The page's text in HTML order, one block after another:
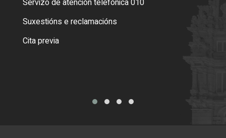
Servizo de atención telefónica 010
Suxestións e reclamacións
Cita previa